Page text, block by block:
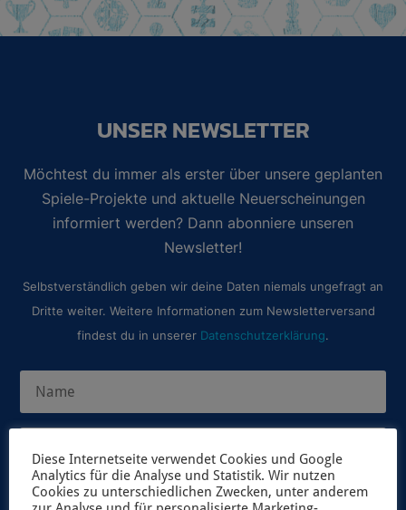
UNSER NEWSLETTER
Möchtest du immer als erster über unsere geplanten
Spiele-Projekte und aktuelle Neuerscheinungen
informiert werden? Dann abonniere unseren
Newsletter!
Selbstverständlich geben wir deine Daten niemals ungefragt an
Dritte weiter. Weitere Informationen zum Newsletterversand
findest du in unserer Datenschutzerklärung.
Diese Internetseite verwendet Cookies und Google
Analytics für die Analyse und Statistik. Wir nutzen
Cookies zu unterschiedlichen Zwecken, unter anderem